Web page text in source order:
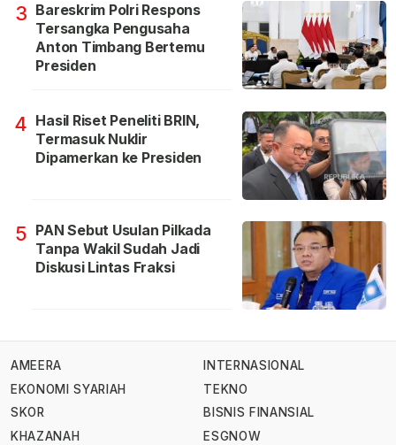
3 Bareskrim Polri Respons
Tersangka Pengusaha
Anton Timbang Bertemu
Presiden
4 Hasil Riset Peneliti BRIN,
Termasuk Nuklir
Dipamerkan ke Presiden
5 PAN Sebut Usulan Pilkada
Tanpa Wakil Sudah Jadi
Diskusi Lintas Fraksi
AMEERA
EKONOMI SYARIAH
SKOR
KHAZANAH
INTERNASIONAL
TEKNO
BISNIS FINANSIAL
ESGNOW